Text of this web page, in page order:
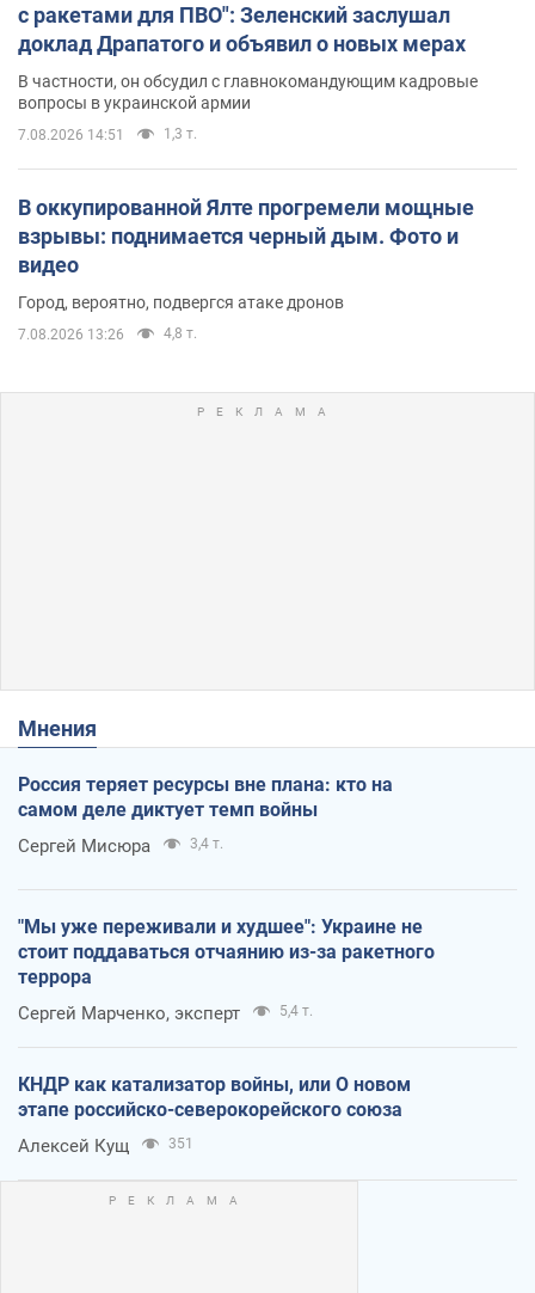
с ракетами для ПВО": Зеленский заслушал
доклад Драпатого и объявил о новых мерах
В частности, он обсудил с главнокомандующим кадровые
вопросы в украинской армии
7.08.2026 14:51 1,3 т.
В оккупированной Ялте прогремели мощные
взрывы: поднимается черный дым. Фото и
видео
Город, вероятно, подвергся атаке дронов
7.08.2026 13:26 4,8 т.
Мнения
Россия теряет ресурсы вне плана: кто на
самом деле диктует темп войны
Сергей Мисюра 3,4 т.
"Мы уже переживали и худшее": Украине не
стоит поддаваться отчаянию из-за ракетного
террора
Сергей Марченко, эксперт 5,4 т.
КНДР как катализатор войны, или О новом
этапе российско-северокорейского союза
Алексей Кущ 351